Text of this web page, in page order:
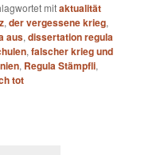
mitaktualität
,der vergessene krieg,
aus,dissertation regula
,falscher krieg und
, Regula Stämpfli,
tot